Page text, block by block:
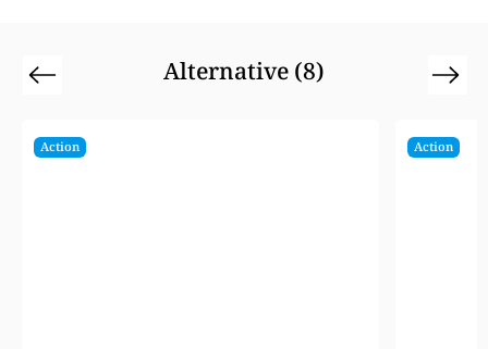
Alternative (8)
Previous
Action
Next